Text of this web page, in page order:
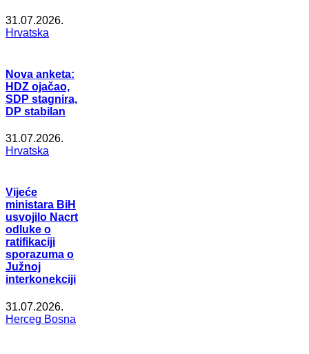
31.07.2026.
Hrvatska
Nova anketa:
HDZ ojačao,
SDP stagnira,
DP stabilan
31.07.2026.
Hrvatska
Vijeće
ministara BiH
usvojilo Nacrt
odluke o
ratifikaciji
sporazuma o
Južnoj
interkonekciji
31.07.2026.
Herceg Bosna